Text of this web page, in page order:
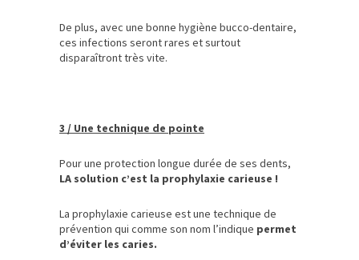
De plus, avec une bonne hygiène bucco-dentaire,
ces infections seront rares et surtout
disparaîtront très vite.
3 / Une technique de pointe
Pour une protection longue durée de ses dents,
LA solution c’est la prophylaxie carieuse !
La prophylaxie carieuse est une technique de
prévention qui comme son nom l’indique permet
d’éviter les caries.